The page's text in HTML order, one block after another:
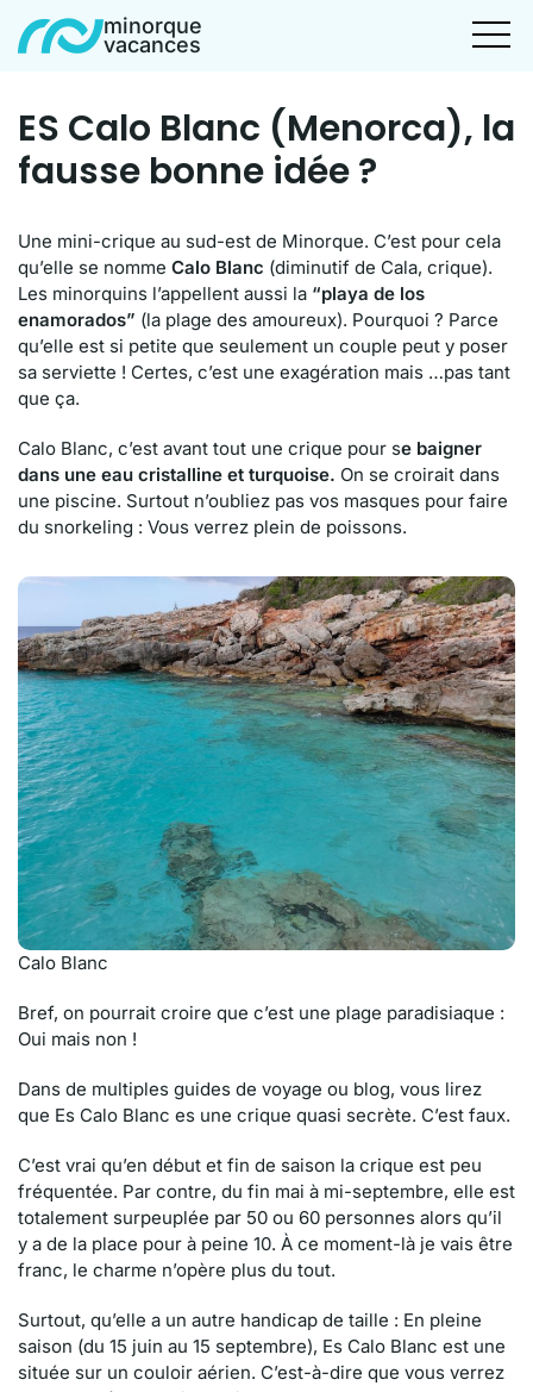
minorque
vacances
ES Calo Blanc (Menorca), la
fausse bonne idée ?
Une mini-crique au sud-est de Minorque. C’est pour cela
qu’elle se nomme Calo Blanc (diminutif de Cala, crique).
Les minorquins l’appellent aussi la “playa de los
enamorados” (la plage des amoureux). Pourquoi ? Parce
qu’elle est si petite que seulement un couple peut y poser
sa serviette ! Certes, c’est une exagération mais …pas tant
que ça.
Calo Blanc, c’est avant tout une crique pour se baigner
dans une eau cristalline et turquoise. On se croirait dans
une piscine. Surtout n’oubliez pas vos masques pour faire
du snorkeling : Vous verrez plein de poissons.
Calo Blanc
Bref, on pourrait croire que c’est une plage paradisiaque :
Oui mais non !
Dans de multiples guides de voyage ou blog, vous lirez
que Es Calo Blanc es une crique quasi secrète. C’est faux.
C’est vrai qu’en début et fin de saison la crique est peu
fréquentée. Par contre, du fin mai à mi-septembre, elle est
totalement surpeuplée par 50 ou 60 personnes alors qu’il
y a de la place pour à peine 10. À ce moment-là je vais être
franc, le charme n’opère plus du tout.
Surtout, qu’elle a un autre handicap de taille : En pleine
saison (du 15 juin au 15 septembre), Es Calo Blanc est une
située sur un couloir aérien. C’est-à-dire que vous verrez